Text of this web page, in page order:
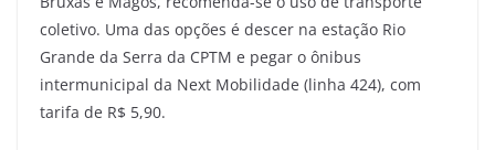
coletivo. Uma das opções é descer na estação Rio
Grande da Serra da CPTM e pegar o ônibus
intermunicipal da Next Mobilidade (linha 424), com
tarifa de R$ 5,90.